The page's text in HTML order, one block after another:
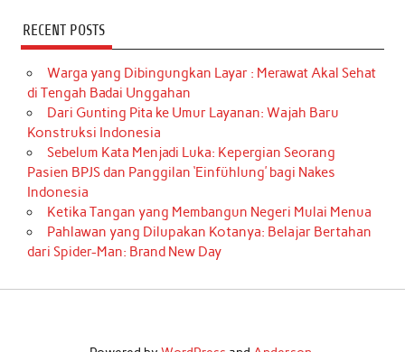
RECENT POSTS
Warga yang Dibingungkan Layar : Merawat Akal Sehat
di Tengah Badai Unggahan
Dari Gunting Pita ke Umur Layanan: Wajah Baru
Konstruksi Indonesia
Sebelum Kata Menjadi Luka: Kepergian Seorang
Pasien BPJS dan Panggilan ‘Einfühlung’ bagi Nakes
Indonesia
Ketika Tangan yang Membangun Negeri Mulai Menua
Pahlawan yang Dilupakan Kotanya: Belajar Bertahan
dari Spider-Man: Brand New Day